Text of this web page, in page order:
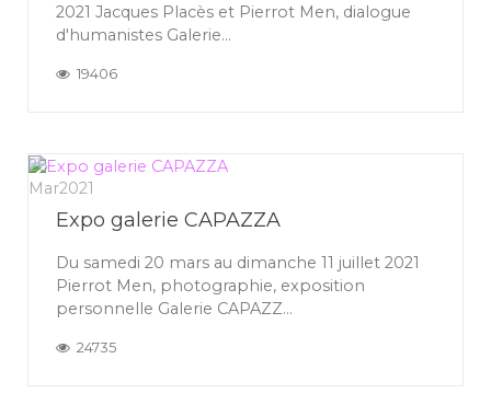
2021 Jacques Placès et Pierrot Men, dialogue
d'humanistes Galerie...
19406
26
Mar2021
Expo galerie CAPAZZA
Du samedi 20 mars au dimanche 11 juillet 2021
Pierrot Men, photographie, exposition
personnelle Galerie CAPAZZ...
24735